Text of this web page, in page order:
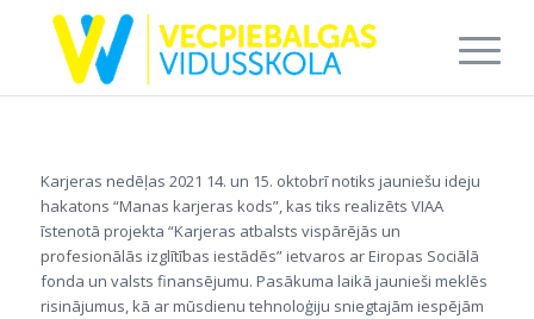
Karjeras nedēļas 2021 14. un 15. oktobrī notiks jauniešu ideju
hakatons “Manas karjeras kods”, kas tiks realizēts VIAA
īstenotā projekta “Karjeras atbalsts vispārējās un
profesionālās izglītības iestādēs” ietvaros ar Eiropas Sociālā
fonda un valsts finansējumu. Pasākuma laikā jaunieši meklēs
risinājumus, kā ar mūsdienu tehnoloģiju sniegtajām iespējām